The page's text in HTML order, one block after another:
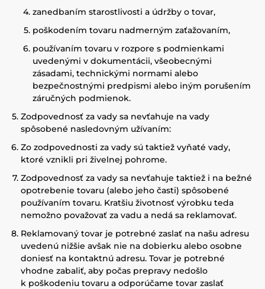
zanedbaním starostlivosti a údržby o tovar,
poškodením tovaru nadmerným zaťažovaním,
používaním tovaru v rozpore s podmienkami
uvedenými v dokumentácii, všeobecnými
zásadami, technickými normami alebo
bezpečnostnými predpismi alebo iným porušením
záručných podmienok.
Zodpovednosť za vady sa nevťahuje na vady
spôsobené nasledovným užívaním:
Zo zodpovednosti za vady sú taktiež vyňaté vady,
ktoré vznikli pri živelnej pohrome.
Zodpovednosť za vady sa nevťahuje taktiež i na bežné
opotrebenie tovaru (alebo jeho časti) spôsobené
používaním tovaru. Kratšiu životnosť výrobku teda
nemožno považovať za vadu a nedá sa reklamovať.
Reklamovaný tovar je potrebné zaslať na našu adresu
uvedenú nižšie avšak nie na dobierku alebo osobne
doniesť na kontaktnú adresu. Tovar je potrebné
vhodne zabaliť, aby počas prepravy nedošlo
k poškodeniu tovaru a odporúčame tovar zaslať